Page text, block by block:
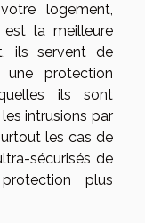
logement,
est la meilleure
ils servent de
une protection
ils sont
intrusions par
les cas de
sécurisés de
plus